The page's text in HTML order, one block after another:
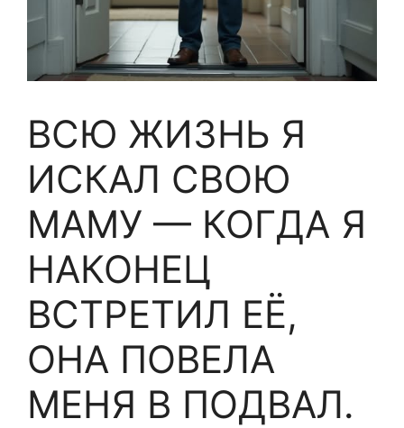
ВСЮ ЖИЗНЬ Я
ИСКАЛ СВОЮ
МАМУ — КОГДА Я
НАКОНЕЦ
ВСТРЕТИЛ ЕЁ,
ОНА ПОВЕЛА
МЕНЯ В ПОДВАЛ.